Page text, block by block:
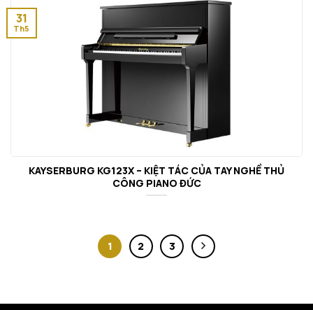
KAYSERBURG KG123X – KIỆT TÁC CỦA TAY NGHỀ THỦ
CÔNG PIANO ĐỨC
31
Th5
1 2 3